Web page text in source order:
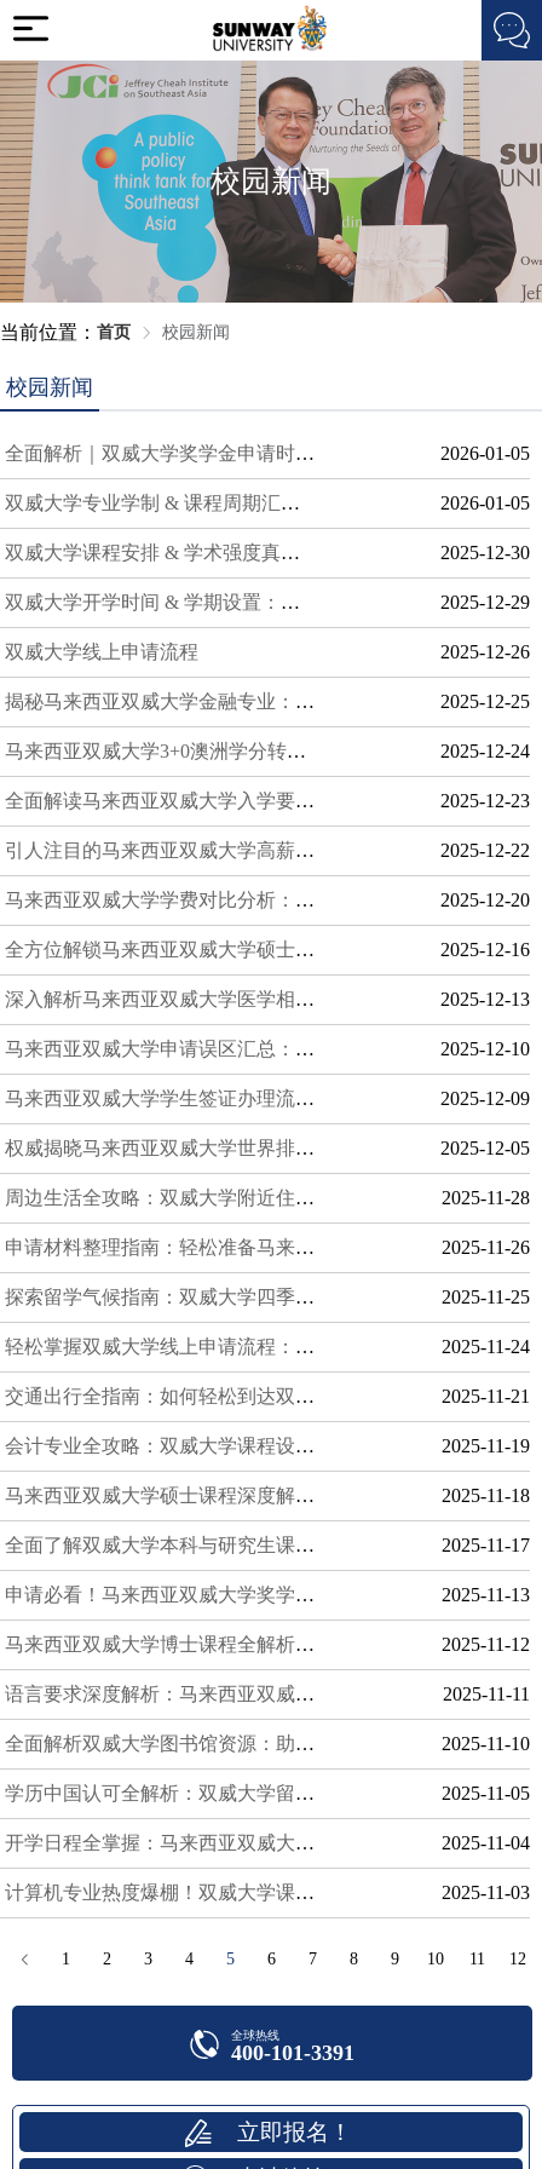
校园新闻
当前位置： 首页 校园新闻
校园新闻
全面解析｜双威大学奖学金申请时间 & 流程详解，助你高效申请 2026-01-05
双威大学专业学制 & 课程周期汇总：2026 最新解析！ 2026-01-05
双威大学课程安排 & 学术强度真实揭秘：学习结构、节奏与挑战全解析 2025-12-30
双威大学开学时间 & 学期设置：申请前必须了解，留学规划更高效 2025-12-29
双威大学线上申请流程 2025-12-26
揭秘马来西亚双威大学金融专业：开启全球金融职业梦想的黄金起点 2025-12-25
马来西亚双威大学3+0澳洲学分转移模式解读：留学新路径，适合哪些学生？ 2025-12-24
全面解读马来西亚双威大学入学要求全整理：学术标准与英语门槛 2025-12-23
引人注目的马来西亚双威大学高薪专业推荐：金融、IT、医疗谁最吃香？ 2025-12-22
马来西亚双威大学学费对比分析：全面了解不同专业的真实费用差异 2025-12-20
全方位解锁马来西亚双威大学硕士申请条件一览：GPA与专业背景深度攻略 2025-12-16
深入解析马来西亚双威大学医学相关专业就业分析，临床机会丰富否？ 2025-12-13
马来西亚双威大学申请误区汇总：避开这10个常见坑，轻松上岸！ 2025-12-10
马来西亚双威大学学生签证办理流程：全程指南助你顺利下签入学 2025-12-09
权威揭晓马来西亚双威大学世界排名，QS与THE双榜最新发布！ 2025-12-05
周边生活全攻略：双威大学附近住宿与生活便利 2025-11-28
申请材料整理指南：轻松准备马来西亚双威大学留学文件 2025-11-26
探索留学气候指南：双威大学四季生活温度解析，掌握舒适留学体验 2025-11-25
轻松掌握双威大学线上申请流程：一步步指导助你顺利入学 2025-11-24
交通出行全指南：如何轻松到达双威大学，留学生活更便利 2025-11-21
会计专业全攻略：双威大学课程设置与升学路径详解 2025-11-19
马来西亚双威大学硕士课程深度解析：2025年研究生学习指南 2025-11-18
全面了解双威大学本科与研究生课程学制：为你的留学规划提供清晰指南 2025-11-17
申请必看！马来西亚双威大学奖学金申请全攻略，助力留学梦想 2025-11-13
马来西亚双威大学博士课程全解析：科研与学术机会 2025-11-12
语言要求深度解析：马来西亚双威大学留学无障碍指南 2025-11-11
全面解析双威大学图书馆资源：助力学术研究与学习的强大支持 2025-11-10
学历中国认可全解析：双威大学留学更安心，保障未来发展 2025-11-05
开学日程全掌握：马来西亚双威大学 2025 学期安排详解 2025-11-04
计算机专业热度爆棚！双威大学课程及就业分析 2025-11-03
1 2 3 4 5 6 7 8 9 10 11 12
全球热线
400-101-3391
立即报名！